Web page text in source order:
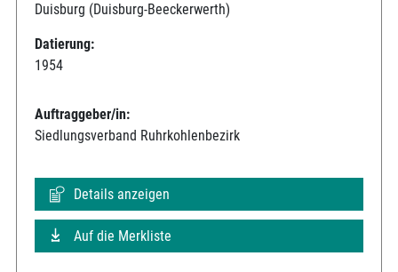
Duisburg (Duisburg-Beeckerwerth)
Datierung:
1954
Auftraggeber/in:
Siedlungsverband Ruhrkohlenbezirk
Details anzeigen
Auf die Merkliste